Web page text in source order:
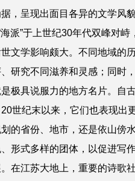
，呈现出面目各异的文学风
派”于上世纪30年代双峰对峙
文学影响颇大。不同地域的
研究不同滋养和灵感；同时
极具说服力的地方名片。自
20世纪末以来，它们也表现出
的省份、地市，还是依山傍
形式多样的团体，以促进写
在江苏大地上，重要的诗歌